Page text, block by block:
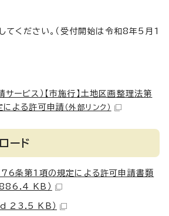
てください。（受付開始は令和8年5月1
サービス）【市施行】土地区画整理法第
よる許可申請 （外部リンク）
ード
条第1項の規定による許可申請書類
KB）
23.5 KB）